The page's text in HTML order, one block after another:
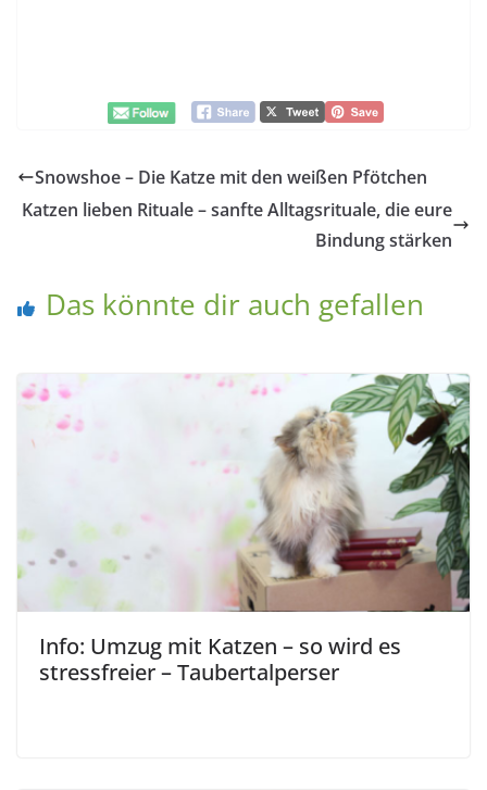
Snowshoe – Die Katze mit den weißen Pfötchen
Katzen lieben Rituale – sanfte Alltagsrituale, die eure
Bindung stärken
Das könnte dir auch gefallen
Info: Umzug mit Katzen – so wird es
stressfreier – Taubertalperser